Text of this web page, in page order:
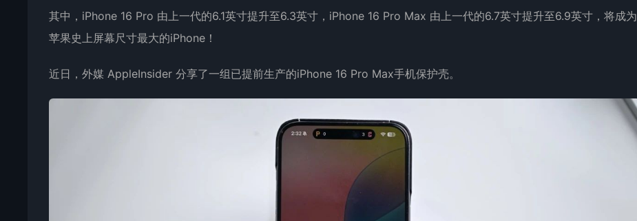
其中，iPhone 16 Pro 由上一代的6.1英寸提升至6.3英寸，iPhone 16 Pro Max 由上一代的6.7英寸提升至6.9英寸，将成为
苹果史上屏幕尺寸最大的iPhone！
近日，外媒 AppleInsider 分享了一组已提前生产的iPhone 16 Pro Max手机保护壳。